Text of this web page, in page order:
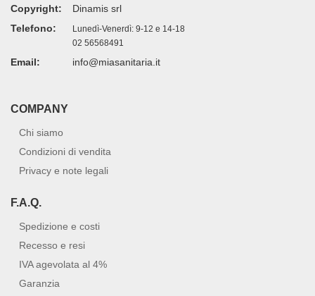
Copyright:
Dinamis srl
Telefono:
Lunedì-Venerdì: 9-12 e 14-18
02 56568491
Email: info@miasanitaria.it
COMPANY
Chi siamo
Condizioni di vendita
Privacy e note legali
F.A.Q.
Spedizione e costi
Recesso e resi
IVA agevolata al 4%
Garanzia